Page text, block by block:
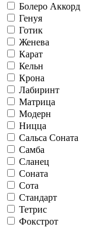
Болеро Аккорд
Генуя
Готик
Женева
Карат
Кельн
Крона
Лабиринт
Матрица
Модерн
Ницца
Сальса Соната
Самба
Сланец
Соната
Сота
Стандарт
Тетрис
Фокстрот